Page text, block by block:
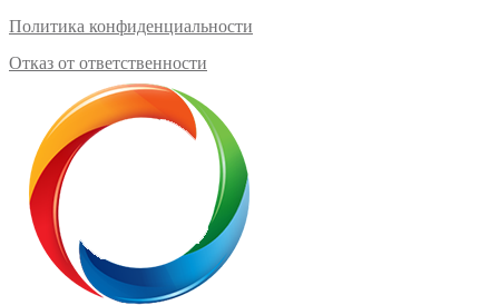
Политика конфиденциальности
Отказ от ответственности